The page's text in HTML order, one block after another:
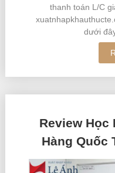
thanh toán L/C
dưới
Review Học
Hàng Quốc